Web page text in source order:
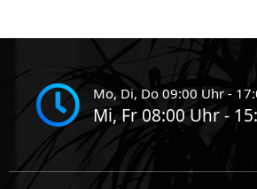
Mo, Di, Do 09:00 Uhr -
Mi, Fr 08:00 Uhr -